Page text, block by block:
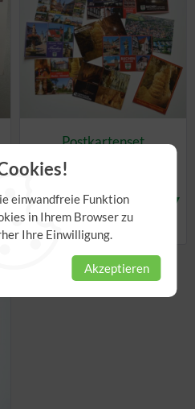
einwandfreie Funktion
in Ihrem Browser zu
Ihre Einwilligung.
Akzeptieren
Postkartenset